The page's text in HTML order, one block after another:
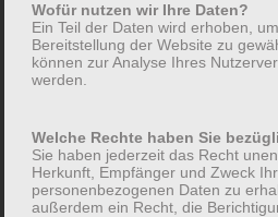
Wofür nutzen wir Ihre Daten?
Ein Teil der Daten wird erhoben,
Bereitstellung der Website zu
können zur Analyse Ihres
werden.
Welche Rechte haben Sie
Sie haben jederzeit das Recht
Herkunft, Empfänger und Zweck
personenbezogenen Daten zu
außerdem ein Recht, die